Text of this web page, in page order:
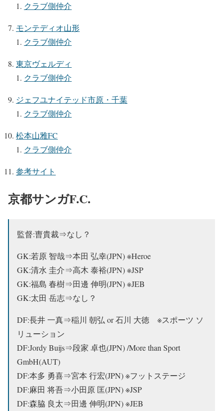
クラブ側仲介
モンテディオ山形
クラブ側仲介
東京ヴェルディ
クラブ側仲介
ジェフユナイテッド市原・千葉
クラブ側仲介
松本山雅FC
クラブ側仲介
参考サイト
京都サンガF.C.
監督:曺貴裁⇒なし？
GK:若原 智哉⇒本田 弘幸(JPN) ※Heroe
GK:清水 圭介⇒高木 泰裕(JPN) ※JSP
GK:福島 春樹⇒田邊 伸明(JPN) ※JEB
GK:太田 岳志⇒なし？
DF:長井 一真⇒稲川 朝弘 or 石川 大徳 ※スポーツ ソ
リューション
DF:Jordy Buijs⇒段家 卓也(JPN) /More than Sport
GmbH(AUT)
DF:本多 勇喜⇒宮本 行宏(JPN) ※フットステージ
DF:麻田 将吾⇒小田原 匡(JPN) ※JSP
DF:森脇 良太⇒田邊 伸明(JPN) ※JEB